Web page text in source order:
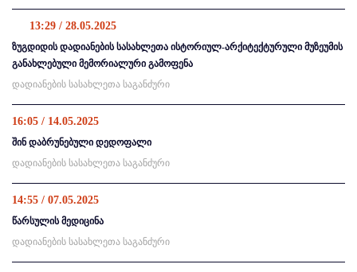
13:29 / 28.05.2025
ზუგდიდის დადიანების სასახლეთა ისტორიულ-არქიტექტურული მუზეუმის
განახლებული მემორიალური გამოფენა
დადიანების სასახლეთა საგანძური
16:05 / 14.05.2025
შინ დაბრუნებული დედოფალი
დადიანების სასახლეთა საგანძური
14:55 / 07.05.2025
წარსულის მედიცინა
დადიანების სასახლეთა საგანძური